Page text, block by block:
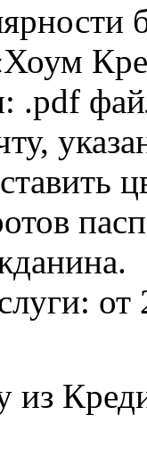
от
из